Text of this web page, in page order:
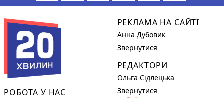
РОБОТА У НАС
РЕКЛАМА НА САЙТІ
Анна Дубовик
Звернутися
РЕДАКТОРИ
Ольга Сідлецька
Звернутися